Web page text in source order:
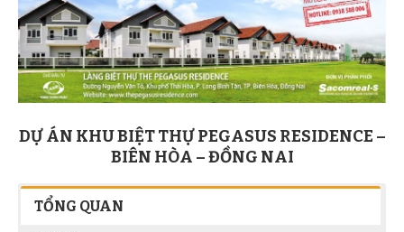
DỰ ÁN KHU BIỆT THỰ PEGASUS RESIDENCE –
BIÊN HÒA – ĐỒNG NAI
TỔNG QUAN